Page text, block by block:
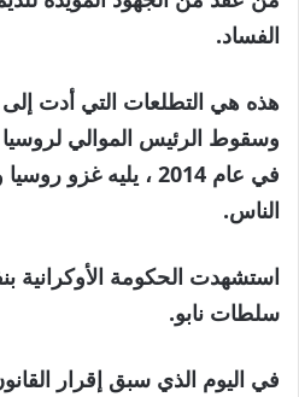
الفساد.
في عام 2014 ، يليه
الناس.
استشهدت الحكومة الأوكرانية
سلطات نابو.
في اليوم الذي سبق إقرار